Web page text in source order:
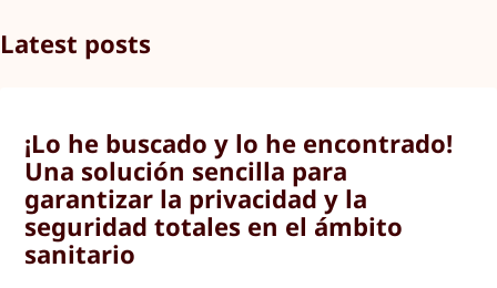
Latest posts
¡Lo he buscado y lo he encontrado!
Una solución sencilla para
garantizar la privacidad y la
seguridad totales en el ámbito
sanitario